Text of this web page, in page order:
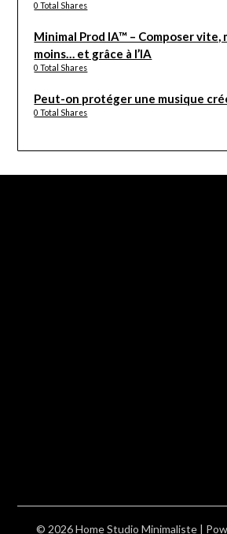
0 Total Shares
Minimal Prod IA™ – Composer vite,
moins… et grâce à l’IA
0 Total Shares
Peut-on protéger une musique
0 Total Shares
© 2026 Home Studio Minimaliste |